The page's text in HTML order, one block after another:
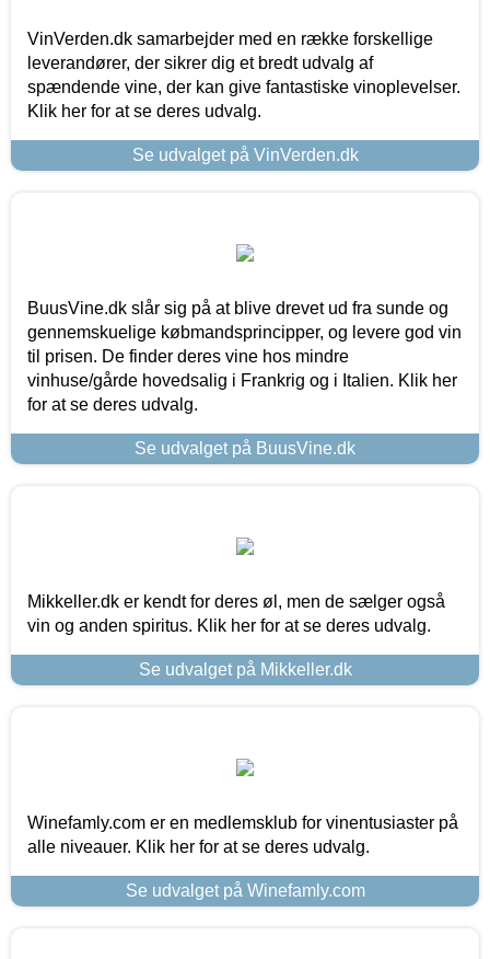
VinVerden.dk samarbejder med en række forskellige
leverandører, der sikrer dig et bredt udvalg af
spændende vine, der kan give fantastiske vinoplevelser.
Klik her for at se deres udvalg.
Se udvalget på VinVerden.dk
BuusVine.dk slår sig på at blive drevet ud fra sunde og
gennemskuelige købmandsprincipper, og levere god vin
til prisen. De finder deres vine hos mindre
vinhuse/gårde hovedsalig i Frankrig og i Italien. Klik her
for at se deres udvalg.
Se udvalget på BuusVine.dk
Mikkeller.dk er kendt for deres øl, men de sælger også
vin og anden spiritus. Klik her for at se deres udvalg.
Se udvalget på Mikkeller.dk
Winefamly.com er en medlemsklub for vinentusiaster på
alle niveauer. Klik her for at se deres udvalg.
Se udvalget på Winefamly.com